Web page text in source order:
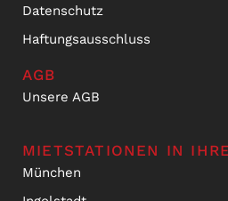
Datenschutz
Haftungsausschluss
AGB
Unsere AGB
MIETSTATIONEN IN
München